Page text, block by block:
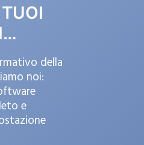
della
noi:
e